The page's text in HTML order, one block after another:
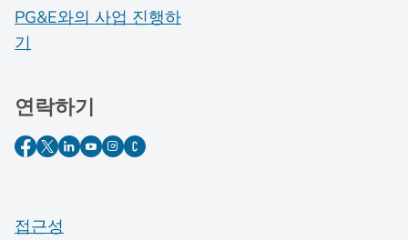
PG&E와의 사업 진행하
기
연락하기
접근성